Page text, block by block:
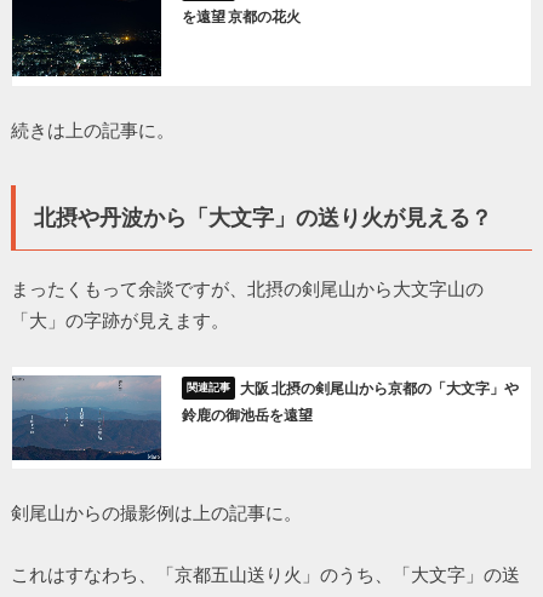
を遠望 京都の花火
続きは上の記事に。
北摂や丹波から「大文字」の送り火が見える？
まったくもって余談ですが、北摂の剣尾山から大文字山の
「大」の字跡が見えます。
大阪 北摂の剣尾山から京都の「大文字」や
鈴鹿の御池岳を遠望
剣尾山からの撮影例は上の記事に。
これはすなわち、「京都五山送り火」のうち、「大文字」の送